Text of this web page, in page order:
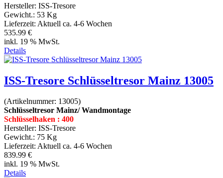
Hersteller: ISS-Tresore
Gewicht.: 53 Kg
Lieferzeit: Aktuell ca. 4-6 Wochen
535.99 €
inkl. 19 % MwSt.
Details
ISS-Tresore Schlüsseltresor Mainz 13005
(Artikelnummer: 13005)
Schlüsseltresor Mainz/ Wandmontage
Schlüsselhaken : 400
Hersteller: ISS-Tresore
Gewicht.: 75 Kg
Lieferzeit: Aktuell ca. 4-6 Wochen
839.99 €
inkl. 19 % MwSt.
Details